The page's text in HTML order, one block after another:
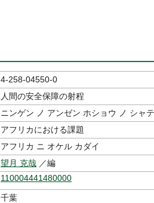
4-258-04550-0
人間の安全保障の射程
ニンゲン ノ アンゼン ホショウ ノ シャ
アフリカにおける課題
アフリカ ニ オケル カダイ
望月 克哉 ／編
110004441480000
千葉